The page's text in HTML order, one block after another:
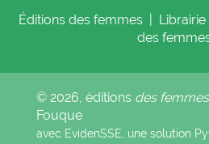
Éditions des femmes Librairie
des
© 2026, éditions des femmes
Fouque
avec EvidenSSE, une solution